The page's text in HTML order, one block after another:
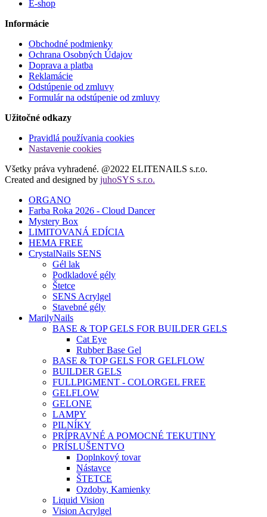
E-shop
Informácie
Obchodné podmienky
Ochrana Osobných Údajov
Doprava a platba
Reklamácie
Odstúpenie od zmluvy
Formulár na odstúpenie od zmluvy
Užitočné odkazy
Pravidlá používania cookies
Nastavenie cookies
Všetky práva vyhradené. @2022 ELITENAILS s.r.o.
Created and designed by juhoSYS s.r.o.
ORGANO
Farba Roka 2026 - Cloud Dancer
Mystery Box
LIMITOVANÁ EDÍCIA
HEMA FREE
CrystalNails SENS
Gél lak
Podkladové gély
Štetce
SENS Acrylgel
Stavebné gély
MarilyNails
BASE & TOP GELS FOR BUILDER GELS
Cat Eye
Rubber Base Gel
BASE & TOP GELS FOR GELFLOW
BUILDER GELS
FULLPIGMENT - COLORGEL FREE
GELFLOW
GELONE
LAMPY
PILNÍKY
PRÍPRAVNÉ A POMOCNÉ TEKUTINY
PRÍSLUŠENTVO
Doplnkový tovar
Nástavce
ŠTETCE
Ozdoby, Kamienky
Liquid Vision
Vision Acrylgel